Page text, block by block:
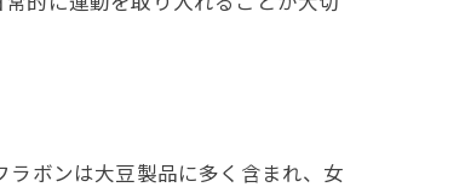
ボンは大豆製品に多く含まれ、女